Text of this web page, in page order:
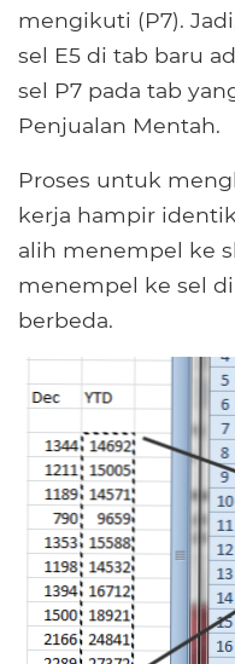
mengikuti (P7).
sel E5 di tab baru
sel P7 pada tab
Penjualan Mentah.
Proses untuk
kerja hampir
alih menempel ke
menempel ke sel
berbeda.